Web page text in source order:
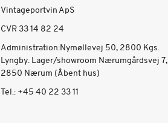
Vintageportvin ApS
CVR 33 14 82 24
Administration:Nymøllevej 50, 2800 Kgs.
Lyngby. Lager/showroom Nærumgårdsvej 7,
2850 Nærum (Åbent hus)
Tel.: +45 40 22 33 11